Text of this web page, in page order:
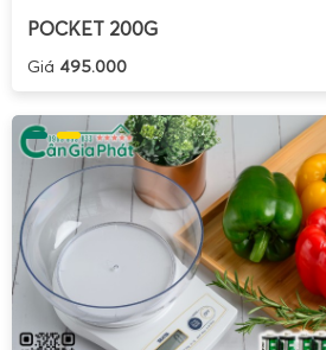
POCKET 200G
Giá 495.000